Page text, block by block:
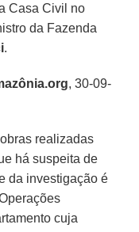
Casa Civil no
da Fazenda
.
, 30-09-
realizadas
há suspeita de
da investigação é
cuja